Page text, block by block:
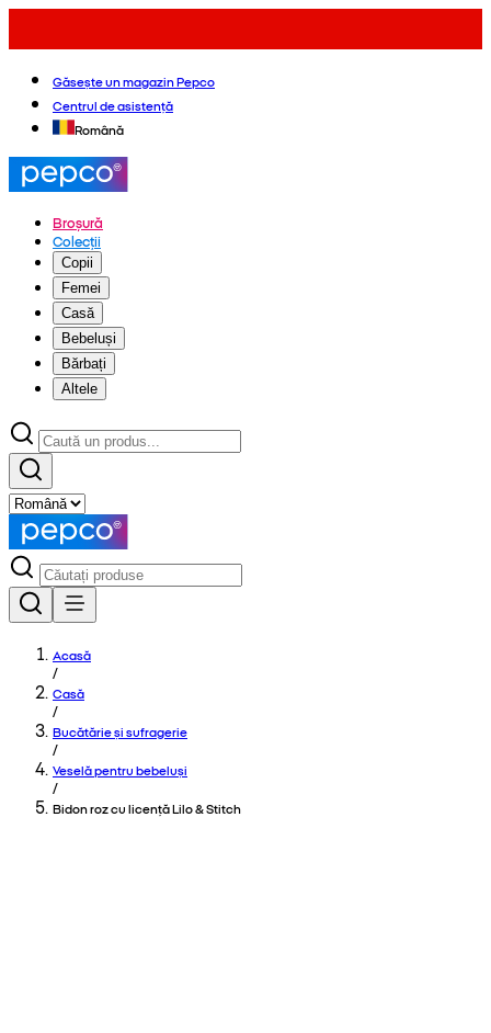
Găsește un magazin Pepco
Centrul de asistență
Română
Broșură
Colecții
Copii
Femei
Casă
Bebeluși
Bărbați
Altele
Acasă
/
Casă
/
Bucătărie și sufragerie
/
Veselă pentru bebeluși
/
Bidon roz cu licență Lilo & Stitch